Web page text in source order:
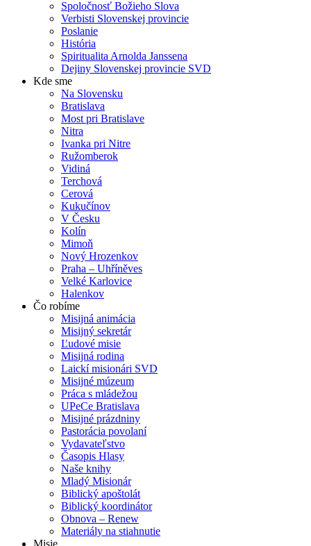
Spoločnosť Božieho Slova
Verbisti Slovenskej provincie
Poslanie
História
Spiritualita Arnolda Janssena
Dejiny Slovenskej provincie SVD
Kde sme
Na Slovensku
Bratislava
Most pri Bratislave
Nitra
Ivanka pri Nitre
Ružomberok
Vidiná
Terchová
Cerová
Kukučínov
V Česku
Kolín
Mimoň
Nový Hrozenkov
Praha – Uhříněves
Velké Karlovice
Halenkov
Čo robíme
Misijná animácia
Misijný sekretár
Ľudové misie
Misijná rodina
Laickí misionári SVD
Misijné múzeum
Práca s mládežou
UPeCe Bratislava
Misijné prázdniny
Pastorácia povolaní
Vydavateľstvo
Časopis Hlasy
Naše knihy
Mladý Misionár
Biblický apoštolát
Biblický koordinátor
Obnova – Renew
Materiály na stiahnutie
Misie